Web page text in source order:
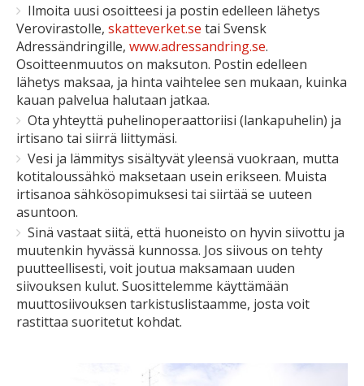
Ilmoita uusi osoitteesi ja postin edelleen lähetys
Verovirastolle, skatteverket.se tai Svensk
Adressändringille, www.adressandring.se.
Osoitteenmuutos on maksuton. Postin edelleen
lähetys maksaa, ja hinta vaihtelee sen mukaan, kuinka
kauan palvelua halutaan jatkaa.
Ota yhteyttä puhelinoperaattoriisi (lankapuhelin) ja
irtisano tai siirrä liittymäsi.
Vesi ja lämmitys sisältyvät yleensä vuokraan, mutta
kotitaloussähkö maksetaan usein erikseen. Muista
irtisanoa sähkösopimuksesi tai siirtää se uuteen
asuntoon.
Sinä vastaat siitä, että huoneisto on hyvin siivottu ja
muutenkin hyvässä kunnossa. Jos siivous on tehty
puutteellisesti, voit joutua maksamaan uuden
siivouksen kulut. Suosittelemme käyttämään
muuttosiivouksen tarkistuslistaamme, josta voit
rastittaa suoritetut kohdat.